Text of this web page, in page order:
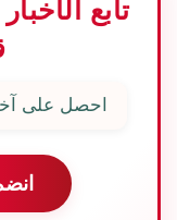
تابع
احصل على